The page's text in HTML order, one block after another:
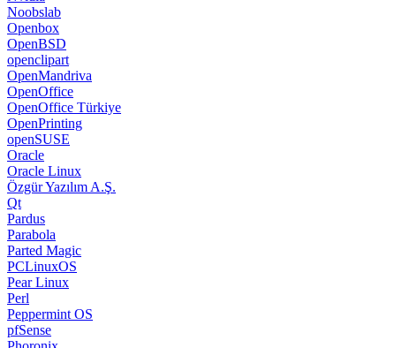
Noobslab
Openbox
OpenBSD
openclipart
OpenMandriva
OpenOffice
OpenOffice Türkiye
OpenPrinting
openSUSE
Oracle
Oracle Linux
Özgür Yazılım A.Ş.
Qt
Pardus
Parabola
Parted Magic
PCLinuxOS
Pear Linux
Perl
Peppermint OS
pfSense